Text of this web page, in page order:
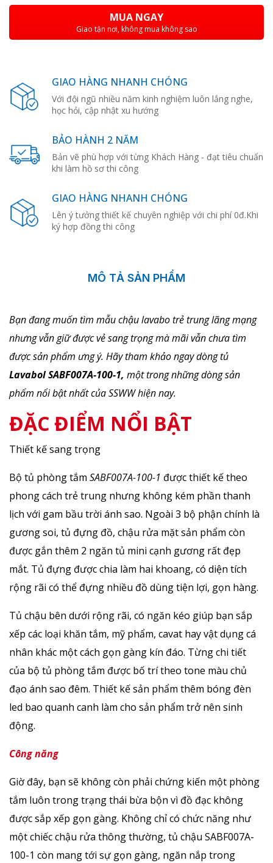
MUA NGAY
Giao tận nơi, không mua không sao
GIAO HÀNG NHANH CHÓNG
Với đội ngũ nhiều năm kinh nghiệm luôn lắng nghe,
học hỏi, cập nhật xu hướng
BẢO HÀNH 2 NĂM
Bản vẽ phù hợp với từng Khách Hàng - đạt tiêu chuẩn
khi làm hồ sơ thi công
GIAO HÀNG NHANH CHÓNG
Lên ý tưởng thiết kế chuyên nghiệp với chi phí 0đ.Khi
ký hợp đồng thi công
MÔ TẢ SẢN PHẨM
Bạn đang muốn tìm mẫu chậu lavabo trẻ trung lãng mạng
nhưng vẫn giữ được vẻ sang trọng mà mãi vẫn chưa tìm
được sản phẩm ưng ý. Hãy tham khảo ngay dòng tủ
Lavabol SABF007A-100-1, một trong những dòng sản
phẩm nổi bật nhất của SSWW hiện nay.
ĐẶC ĐIỂM NỔI BẬT
Thiết kế sang trọng
Bộ tủ phòng tắm SABF007A-100-1 được thiết kế theo
phong cách trẻ trung nhưng không kém phần thanh
lịch với gam bầu trời ánh sao. Ngoài 3 bộ phận chính là
gương soi, tủ đựng đồ, chậu rửa mặt sản phẩm còn
được gắn thêm 2 ngăn tủ mini cạnh gương rất đẹp
mắt. Tủ đựng được chia làm hai khoang, có diện tích
rộng rãi có thể đựng nhiều đồ dùng tiện lợi, gọn hàng.
Tủ chậu bên dưới rộng rãi, có ngăn kéo giúp bạn sắp
xếp các loại khăn tắm, mỹ phẩm, cavat hay vật dụng cá
nhân khác một cách gọn gàng kín đáo. Từng chi tiết
của bộ tủ phòng tắm được bố trí theo tone màu chủ
đạo ánh sao đêm. Thiết kế sản phẩm thêm bóng đèn
led bao quanh canh làm cho sản phẩm trở nên sinh
động.
Công năng
Giờ đây, bạn sẽ không còn phải chứng kiến một phòng
tắm luôn trong trạng thái bừa bộn vì đồ đạc không
được sắp xếp gọn gàng. Không chỉ có chức năng như
một chiếc chậu rửa thông thường, tủ chậu SABF007A-
100-1 còn mang tới sự gọn gàng, ngăn nắp trong